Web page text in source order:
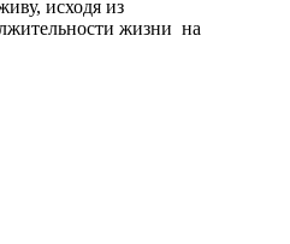
исходя из
жизни на